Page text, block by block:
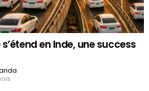
en Inde, une success